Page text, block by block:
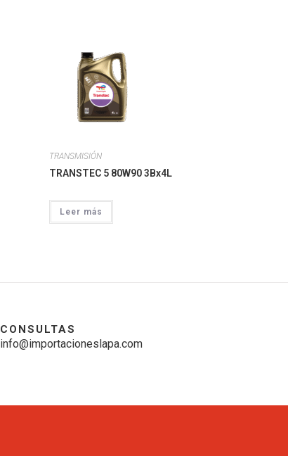
TRANSMISIÓN
TRANSTEC 5 80W90 3Bx4L
Leer más
CONSULTAS
info@importacioneslapa.com